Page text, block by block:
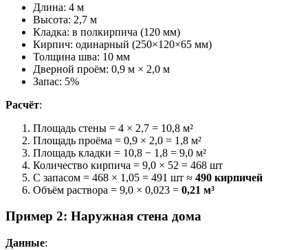
Длина: 4 м
Высота: 2,7 м
Кладка: в полкирпича (120 мм)
Кирпич: одинарный (250×120×65 мм)
Толщина шва: 10 мм
Дверной проём: 0,9 м × 2,0 м
Запас: 5%
Расчёт:
Площадь стены = 4 × 2,7 = 10,8 м²
Площадь проёма = 0,9 × 2,0 = 1,8 м²
Площадь кладки = 10,8 − 1,8 = 9,0 м²
Количество кирпича = 9,0 × 52 = 468 шт
С запасом = 468 × 1,05 = 491 шт ≈ 490 кирпичей
Объём раствора = 9,0 × 0,023 = 0,21 м³
Пример 2: Наружная стена дома
Данные: